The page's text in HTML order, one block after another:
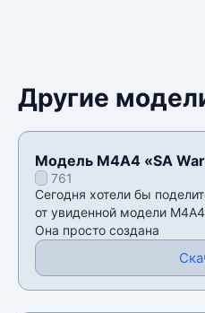
Другие
Модель М4А4 «SA
761
Сегодня хотели бы
от увиденной модели
Она просто создана